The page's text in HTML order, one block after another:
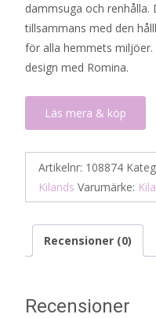
dammsuga och renhålla.
tillsammans med den
för alla hemmets
design med Romina.
Läs mera & köp
Artikelnr: 108874
Kilands Varumärke:
Recensioner (0)
Recensioner